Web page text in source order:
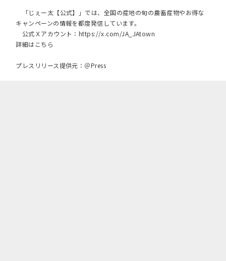
「じぇー太【公式】」では、全国の産地の旬の農畜産物やお得な
キャンペーンの情報を都度発信しています。
公式Ｘアカウント： https://x.com/JA_JAtown
詳細はこちら
プレスリリース提供元：＠Press